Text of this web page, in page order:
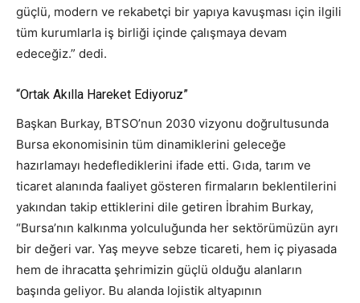
güçlü, modern ve rekabetçi bir yapıya kavuşması için ilgili
tüm kurumlarla iş birliği içinde çalışmaya devam
edeceğiz.” dedi.
“Ortak Akılla Hareket Ediyoruz”
Başkan Burkay, BTSO’nun 2030 vizyonu doğrultusunda
Bursa ekonomisinin tüm dinamiklerini geleceğe
hazırlamayı hedeflediklerini ifade etti. Gıda, tarım ve
ticaret alanında faaliyet gösteren firmaların beklentilerini
yakından takip ettiklerini dile getiren İbrahim Burkay,
“Bursa’nın kalkınma yolculuğunda her sektörümüzün ayrı
bir değeri var. Yaş meyve sebze ticareti, hem iç piyasada
hem de ihracatta şehrimizin güçlü olduğu alanların
başında geliyor. Bu alanda lojistik altyapının